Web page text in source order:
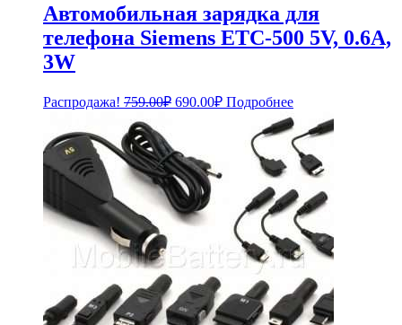
Автомобильная зарядка для
телефона Siemens ETC-500 5V, 0.6A,
3W
Распродажа! 759.00₽ Первоначальная
759.00₽.
690.00₽Текущая
690.00₽.
Подробнее